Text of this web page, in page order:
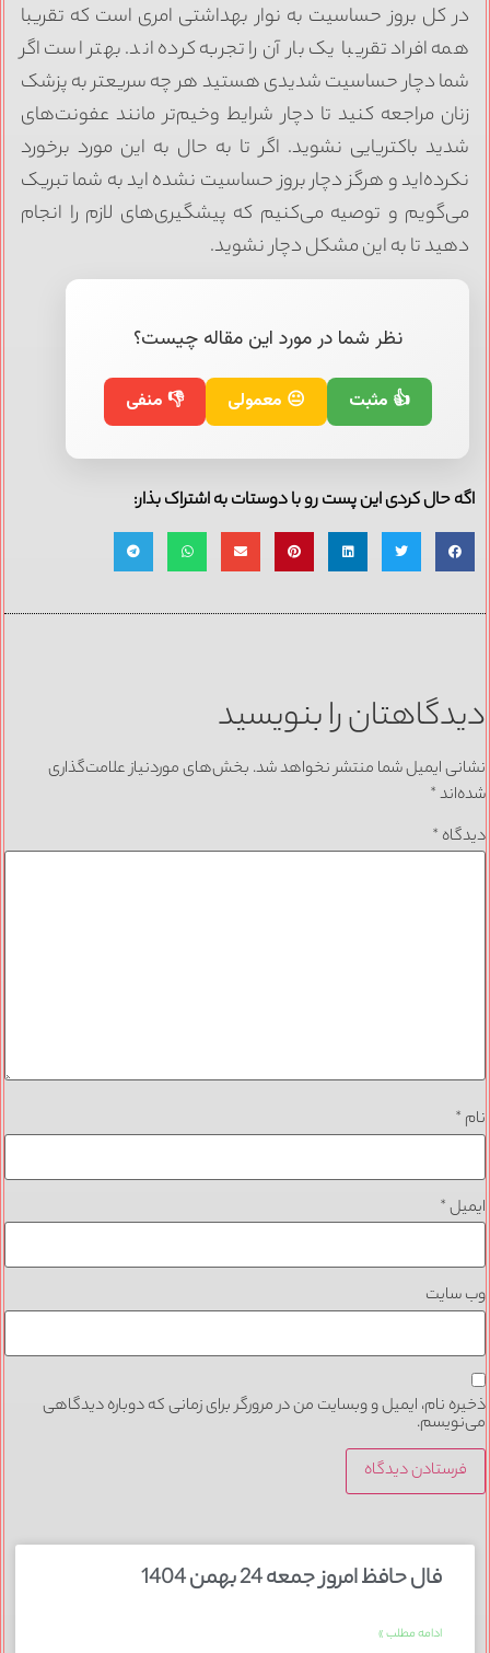
در کل بروز حساسیت به نوار بهداشتی امری است که تقریبا
همه افراد تقریبا یک بار آن را تجربه کرده اند. بهتر است اگر
شما دچار حساسیت شدیدی هستید هر چه سریعتر به پزشک
زنان مراجعه کنید تا دچار شرایط وخیم‌تر مانند عفونت‌های
شدید باکتریایی نشوید. اگر تا به حال به این مورد برخورد
نکرده‌اید و هرگز دچار بروز حساسیت نشده اید به شما تبریک
می‌گویم و توصیه می‌کنیم که پیشگیری‌های لازم را انجام
دهید تا به این مشکل دچار نشوید.
نظر شما در مورد این مقاله چیست؟
👍 مثبت 😐 معمولی 👎 منفی
اگه حال کردی این پست رو با دوستات به اشتراک بذار:
دیدگاهتان را بنویسید
نشانی ایمیل شما منتشر نخواهد شد. بخش‌های موردنیاز علامت‌گذاری
شده‌اند*
دیدگاه *
نام *
ایمیل*
وب‌ سایت
ذخیره نام، ایمیل و وبسایت من در مرورگر برای زمانی که دوباره دیدگاهی
می‌نویسم.
فال حافظ امروز جمعه 24 بهمن 1404
ادامه مطلب »